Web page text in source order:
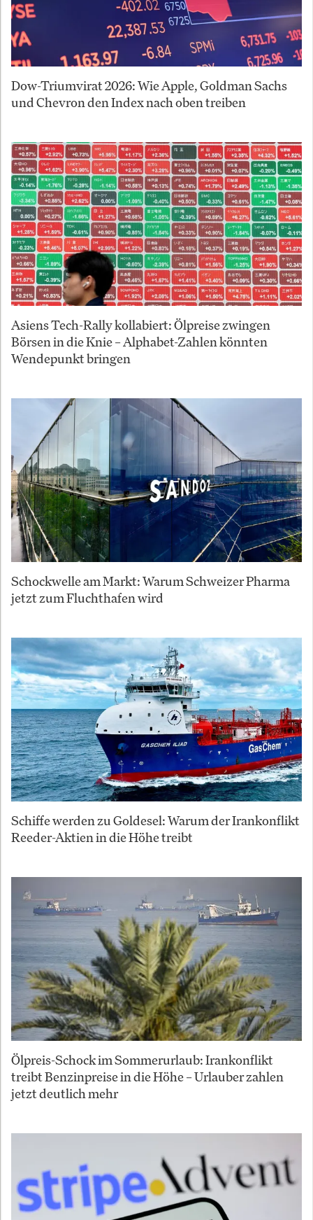
Dow-Triumvirat 2026: Wie Apple, Goldman Sachs
und Chevron den Index nach oben treiben
Asiens Tech-Rally kollabiert: Ölpreise zwingen
Börsen in die Knie – Alphabet-Zahlen könnten
Wendepunkt bringen
Schockwelle am Markt: Warum Schweizer Pharma
jetzt zum Fluchthafen wird
Schiffe werden zu Goldesel: Warum der Irankonflikt
Reeder-Aktien in die Höhe treibt
Ölpreis-Schock im Sommerurlaub: Irankonflikt
treibt Benzinpreise in die Höhe – Urlauber zahlen
jetzt deutlich mehr